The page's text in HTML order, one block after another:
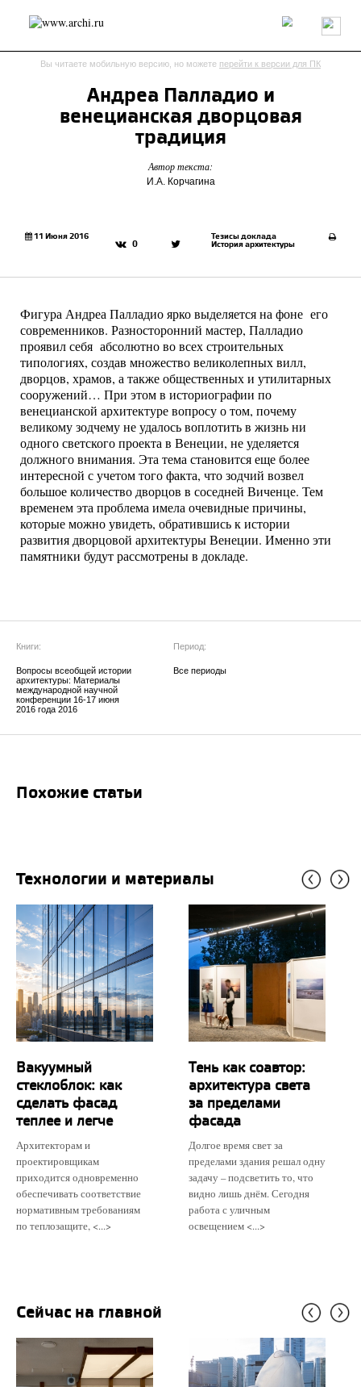
Россия Мир Технологии Интерьер Пресса
Архитекторы
Анонсы конкурсов
Блог
Интервью Исследование
Результаты конкурса
Рецензия Архитектура
Книги
Наследие Образование
Вы читаете мобильную версию, но можете перейти к версии для ПК
Андреа Палладио и
венецианская дворцовая
традиция
Автор текста:
И.А. Корчагина
11 Июня 2016
0
Тезисы доклада
История архитектуры
Фигура Андреа Палладио ярко выделяется на фоне его
современников. Разносторонний мастер, Палладио
проявил себя абсолютно во всех строительных
типологиях, создав множество великолепных вилл,
дворцов, храмов, а также общественных и утилитарных
сооружений… При этом в историографии по
венецианской архитектуре вопросу о том, почему
великому зодчему не удалось воплотить в жизнь ни
одного светского проекта в Венеции, не уделяется
должного внимания. Эта тема становится еще более
интересной с учетом того факта, что зодчий возвел
большое количество дворцов в соседней Виченце. Тем
временем эта проблема имела очевидные причины,
которые можно увидеть, обратившись к истории
развития дворцовой архитектуры Венеции. Именно эти
памятники будут рассмотрены в докладе.
Книги:
Вопросы всеобщей истории
архитектуры: Материалы
международной научной
конференции 16-17 июня
2016 года 2016
Период:
Все периоды
Похожие статьи
Технологии и материалы
Вакуумный
стеклоблок: как
сделать фасад
теплее и легче
Архитекторам и
проектировщикам
приходится одновременно
обеспечивать соответствие
нормативным требованиям
по теплозащите, <...>
Тень как соавтор:
архитектура света
за пределами
фасада
Долгое время свет за
пределами здания решал одну
задачу – подсветить то, что
видно лишь днём. Сегодня
работа с уличным
освещением <...>
Сейчас на главной